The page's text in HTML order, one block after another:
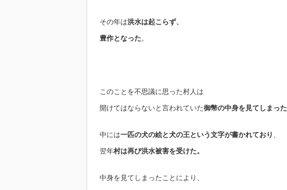
その年は洪水は起こらず、
豊作となった。
このことを不思議に思った村人は
開けてはならないと言われていた御幣の中身を見てしまった
中には一匹の犬の絵と犬の王という文字が書かれており 、
翌年村は再び洪水被害を受けた。
中身を見てしまったことにより、